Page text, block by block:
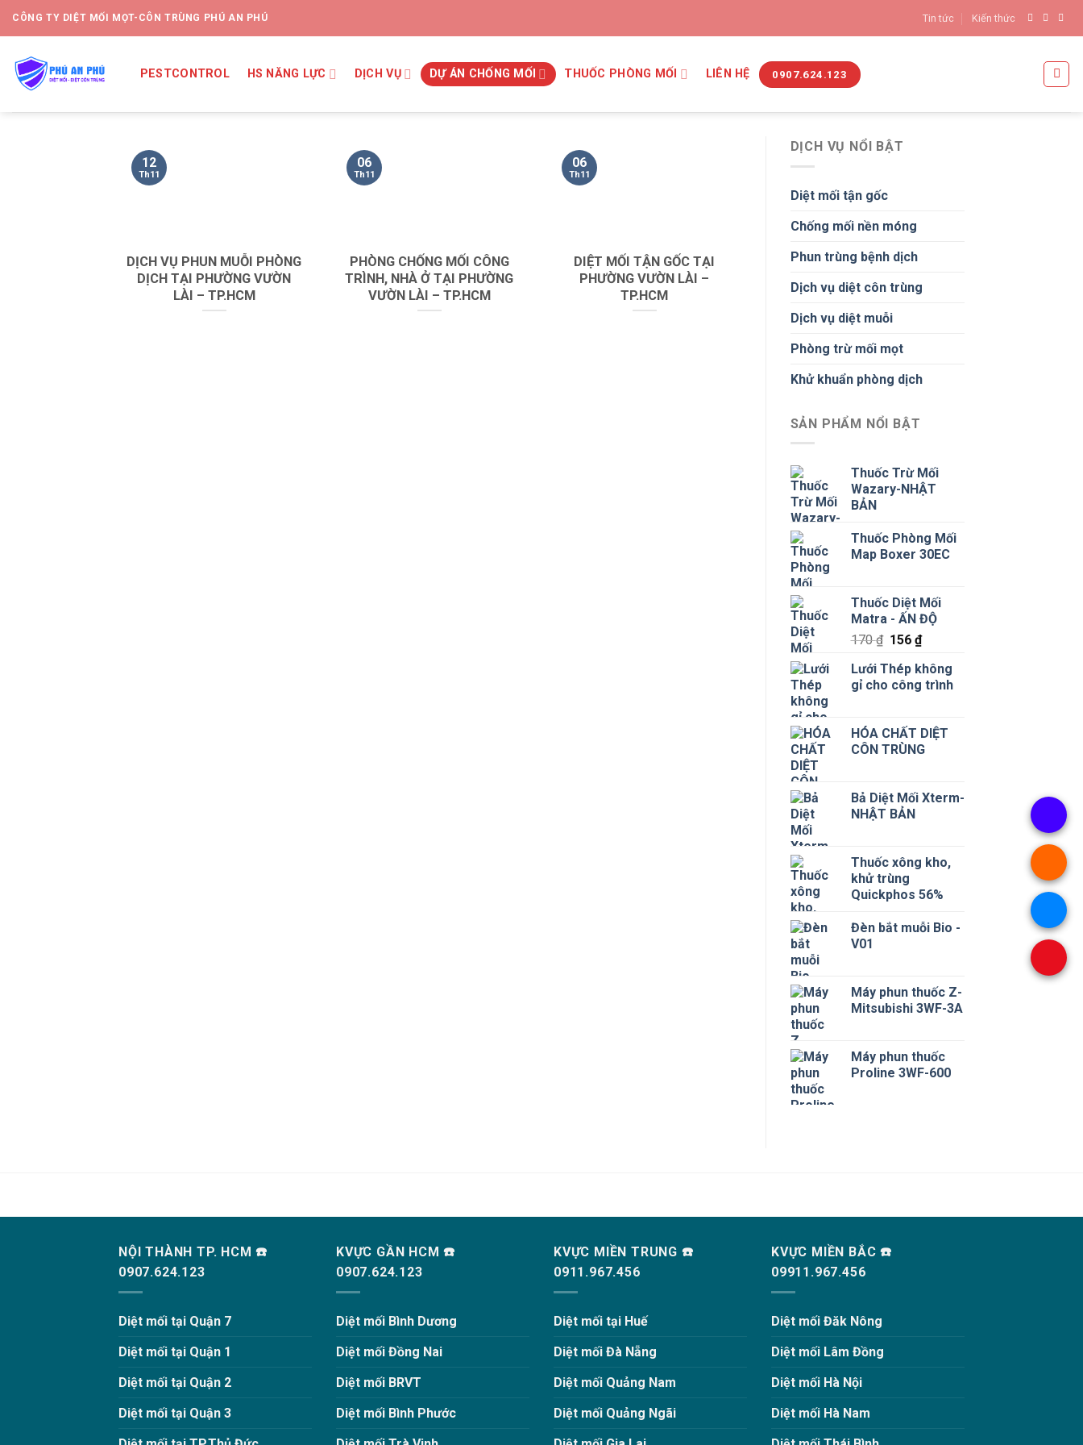
CÔNG TY DIỆT MỐI MỌT-CÔN TRÙNG PHÚ AN PHÚ Tin tức Kiến thức
PESTCONTROL HS NĂNG LỰC DỊCH VỤ DỰ ÁN CHỐNG MỐI THUỐC PHÒNG MỐI LIÊN HỆ 0907.624.123
DỊCH VỤ PHUN MUỖI PHÒNG
DỊCH TẠI PHƯỜNG VƯỜN
LÀI – TP.HCM
12
Th11
PHÒNG CHỐNG MỐI CÔNG
TRÌNH, NHÀ Ở TẠI PHƯỜNG
VƯỜN LÀI – TP.HCM
06
Th11
DIỆT MỐI TẬN GỐC TẠI
PHƯỜNG VƯỜN LÀI –
TP.HCM
06
Th11
DỊCH VỤ NỔI BẬT
Diệt mối tận gốc
Chống mối nền móng
Phun trùng bệnh dịch
Dịch vụ diệt côn trùng
Dịch vụ diệt muỗi
Phòng trừ mối mọt
Khử khuẩn phòng dịch
SẢN PHẨM NỔI BẬT
Thuốc Trừ Mối
Wazary-NHẬT
BẢN
Thuốc Phòng Mối
Map Boxer 30EC
Thuốc Diệt Mối
Matra - ẤN ĐỘ
170₫ Giá
là:
170 ₫.
156₫Giá
tại
là:
Lưới Thép không
gỉ cho công trình
HÓA CHẤT DIỆT
CÔN TRÙNG
Bả Diệt Mối Xterm-
NHẬT BẢN
Thuốc xông kho,
khử trùng
Quickphos 56%
Đèn bắt muỗi Bio -
V01
Máy phun thuốc Z-
Mitsubishi 3WF-3A
Máy phun thuốc
Proline 3WF-600
NỘI THÀNH TP. HCM ☎️
0907.624.123
Diệt mối tại Quận 7
Diệt mối tại Quận 1
Diệt mối tại Quận 2
Diệt mối tại Quận 3
KVỰC GẦN HCM ☎️
0907.624.123
Diệt mối Bình Dương
Diệt mối Đồng Nai
Diệt mối BRVT
Diệt mối Bình Phước
KVỰC MIỀN TRUNG ☎️
0911.967.456
Diệt mối tại Huế
Diệt mối Đà Nẵng
Diệt mối Quảng Nam
Diệt mối Quảng Ngãi
KVỰC MIỀN BẮC ☎️
09911.967.456
Diệt mối Đăk Nông
Diệt mối Lâm Đồng
Diệt mối Hà Nội
Diệt mối Hà Nam